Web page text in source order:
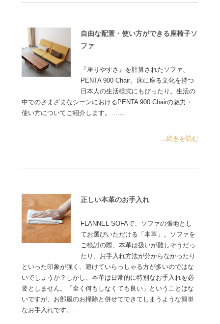
自由な配置・使い方ができる座椅子ソ
ファ
『座りやすさ』を計算されたソファ、
PENTA 900 Chair。床に座る文化を持つ
日本人の生活様式にもぴったり。生活の
中でのさまざまなシーンにおけるPENTA 900 Chairの魅力・
使い方についてご紹介します。……
...続きを読む
正しい本革のお手入れ
FLANNEL SOFAで、ソファの張地とし
てお選びいただける「本革」。ソファを
ご検討の際、本革は扱いが難しそうだっ
たり、お手入れ方法が分からなかったり
といった印象が強く、避けていらっしゃる方が多いのではな
いでしょうか？しかし、本革は日常的に特別なお手入れを必
要としません。「全く何もしなくても良い」ということはな
いですが、お部屋のお掃除と併せてできてしまうような簡単
なお手入れです。 ……